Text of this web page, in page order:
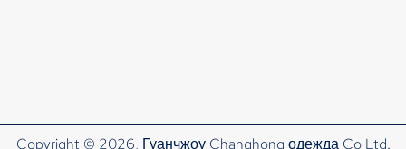
Copyright © 2026, Гуанчжоу Changhong одежда Co Ltd.